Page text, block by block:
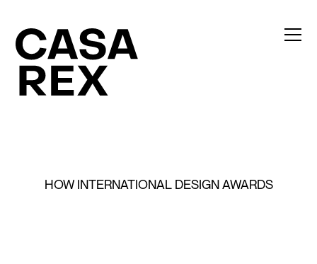
HOW INTERNATIONAL DESIGN AWARDS